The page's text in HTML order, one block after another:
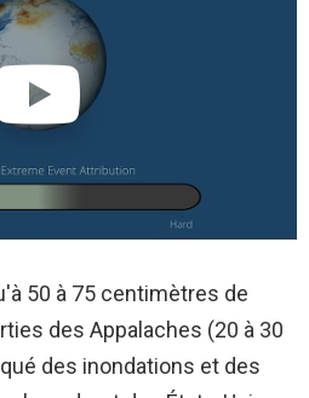
50 à 75 centimètres de
des Appalaches (20 à 30
des inondations et des